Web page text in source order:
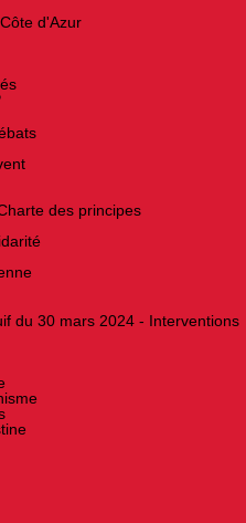
d'Azur
des principes
du 30 mars 2024 - Interventions